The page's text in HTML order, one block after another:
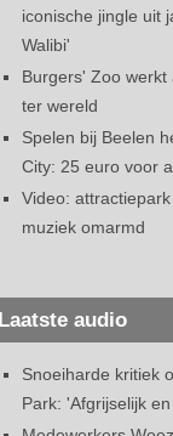
iconische jingle uit
Walibi'
Burgers' Zoo
ter wereld
Spelen bij Beelen
City: 25 euro voor
Video:
muziek omarmd
Laatste audio
Snoeiharde kritiek
Park: 'Afgrijselijk